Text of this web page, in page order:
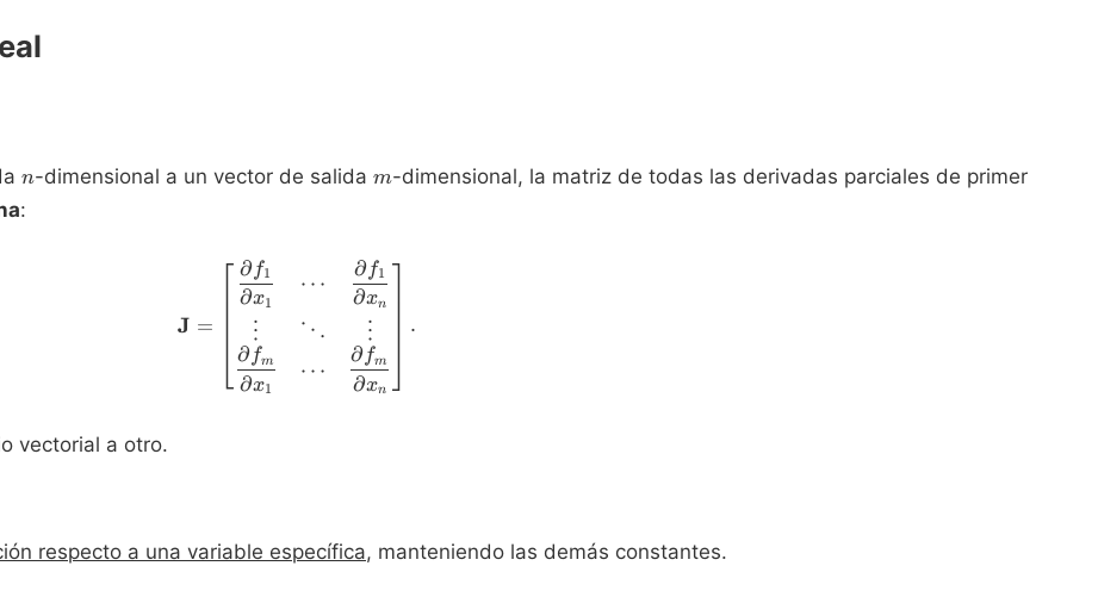
n
n-dimensional a un vector de salida m
m-dimensional, la matriz de todas las derivadas parciales de primer
:
\mathbf{J} = \begin{bmatrix} \dfrac{\partial f_1}{\partial x_1} & \cdots &
J =
∂x1
∂ f1
⋮
∂x1
∂fm
⋯
⋱
⋯
∂xn
∂f1
⋮
∂xn
∂ fm
.
vectorial a otro.
respecto a una variable específica, manteniendo las demás constantes.